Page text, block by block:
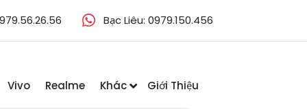
Bạc Liêu: 0979.150.456
Vivo Realme Khác
Giới Thiệu